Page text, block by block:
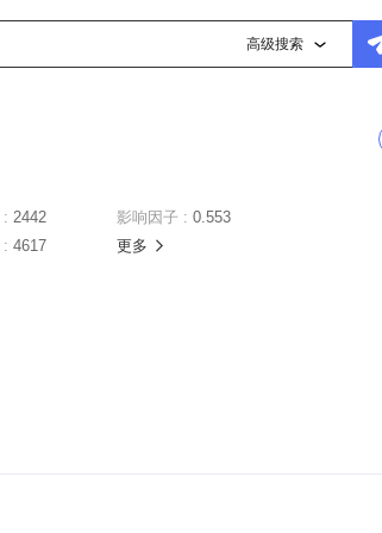
高级搜索
: 2442
: 4617
影响因子 : 0.553
更多